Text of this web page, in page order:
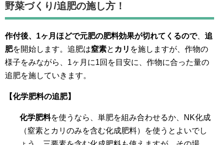
野菜づくり/追肥の施し方！
作付後、1ヶ月ほどで元肥の肥料効果が切れてくるので、 追
肥を開始します。追肥は窒素と カリ を施しますが、作物の
様子をみながら、1ヶ月に1回を目安に、作物に合った量の
追肥を施していきます。
【化学肥料の追肥】
化学肥料を使うなら、単肥を組み合わせるか、NK化成
（窒素とカリのみを含む化成肥料）を使うとよいでし